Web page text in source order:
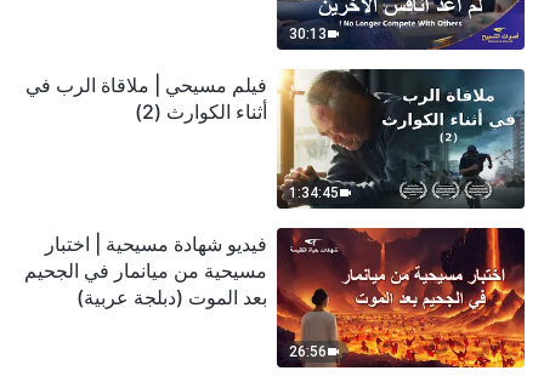
30:13
1:34:45
فيلم مسيحي | ملاقاة الرب في
أثناء الكوارث (2)
26:56
فيديو شهادة مسيحية | اختبار
مسيحية من ميانمار في الجحيم
بعد الموت (دبلجة عربية)